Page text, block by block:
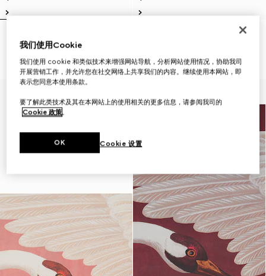
苍鹭印花壁纸
我们使用Cookie
我们使用 cookie 和类似技术来增强网站导航，分析网站使用情况，协助我司
开展营销工作，并允许您在社交网络上共享我们的内容。继续使用本网站，即
表示您同意本使用条款。
要了解此类技术及其在本网站上的使用相关的更多信息，请参阅我司的
Cookie 政策。
Cookie 设置
OK